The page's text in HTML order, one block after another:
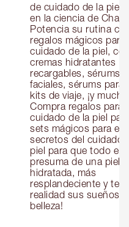
de cuidado de la piel
en la ciencia de
Potencia su rutina
regalos mágicos para
cuidado de la piel,
cremas hidratantes
recargables, sérums
faciales, sérums para
kits de viaje, ¡y
Compra regalos para
cuidado de la piel
sets mágicos para
secretos del cuidado
piel para que todo el
presuma de una piel
hidratada, más
resplandeciente y
realidad sus sueños
belleza!